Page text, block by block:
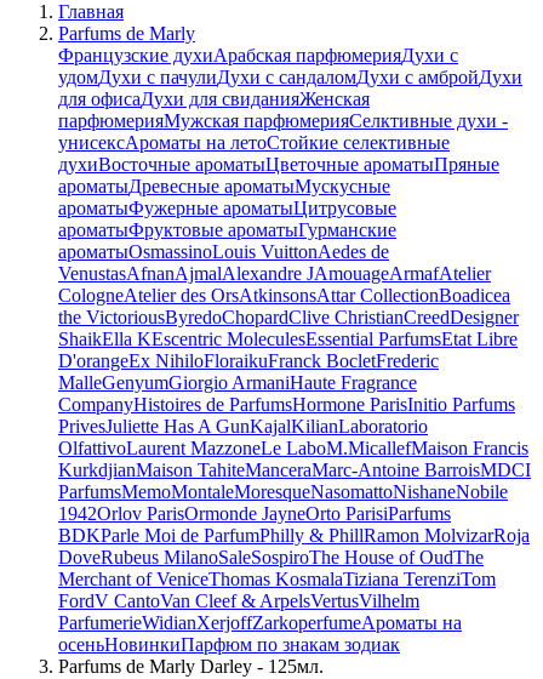
Главная
Parfums de Marly
Французские духиАрабская парфюмерияДухи с
удомДухи с пачулиДухи с сандаломДухи с амбройДухи
для офисаДухи для свиданияЖенская
парфюмерияМужская парфюмерияСелктивные духи -
унисексАроматы на летоСтойкие селективные
духиВосточные ароматыЦветочные ароматыПряные
ароматыДревесные ароматыМускусные
ароматыФужерные ароматыЦитрусовые
ароматыФруктовые ароматыГурманские
ароматыOsmassinoLouis VuittonAedes de
VenustasAfnanAjmalAlexandre JAmouageArmafAtelier
CologneAtelier des OrsAtkinsonsAttar CollectionBoadicea
the VictoriousByredoChopardClive ChristianCreedDesigner
ShaikElla KEscentric MoleculesEssential ParfumsEtat Libre
D'orangeEx NihiloFloraikuFranck BocletFrederic
MalleGenyumGiorgio ArmaniHaute Fragrance
CompanyHistoires de ParfumsHormone ParisInitio Parfums
PrivesJuliette Has A GunKajalKilianLaboratorio
OlfattivoLaurent MazzoneLe LaboM.MicallefMaison Francis
KurkdjianMaison TahiteManceraMarc-Antoine BarroisMDCI
ParfumsMemoMontaleMoresqueNasomattoNishaneNobile
1942Orlov ParisOrmonde JayneOrto ParisiParfums
BDKParle Moi de ParfumPhilly & PhillRamon MolvizarRoja
DoveRubeus MilanoSaleSospiroThe House of OudThe
Merchant of VeniceThomas KosmalaTiziana TerenziTom
FordV CantoVan Cleef & ArpelsVertusVilhelm
ParfumerieWidianXerjoffZarkoperfumeАроматы на
осеньНовинкиПарфюм по знакам зодиак
Parfums de Marly Darley - 125мл.